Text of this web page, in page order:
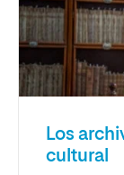
Los
cultural